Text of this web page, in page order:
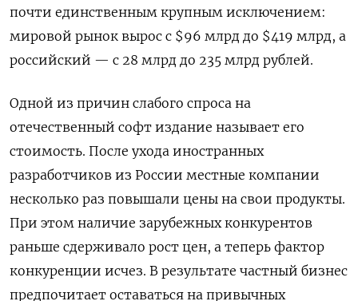
почти единственным крупным исключением:
мировой рынок вырос с $96 млрд до $419 млрд, а
российский — с 28 млрд до 235 млрд рублей.
Одной из причин слабого спроса на
отечественный софт издание называет его
стоимость. После ухода иностранных
разработчиков из России местные компании
несколько раз повышали цены на свои продукты.
При этом наличие зарубежных конкурентов
раньше сдерживало рост цен, а теперь фактор
конкуренции исчез. В результате частный бизнес
предпочитает оставаться на привычных